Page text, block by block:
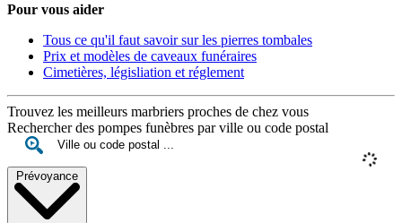
Pour vous aider
Tous ce qu'il faut savoir sur les pierres tombales
Prix et modèles de caveaux funéraires
Cimetières, législiation et réglement
Trouvez les meilleurs marbriers proches de chez vous
Rechercher des pompes funèbres par ville ou code postal
Prévoyance